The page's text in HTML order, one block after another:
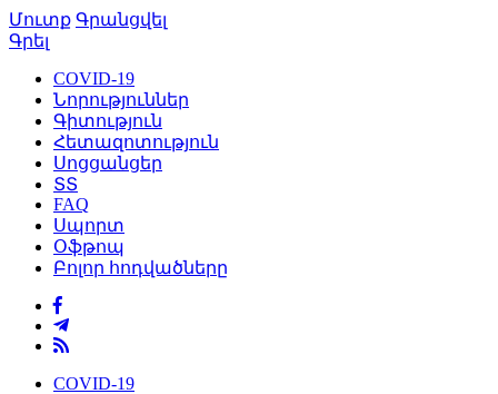
Մուտք Գրանցվել
Գրել
COVID-19
Նորություններ
Գիտություն
Հետազոտություն
Սոցցանցեր
ՏՏ
FAQ
Սպորտ
Օֆթոպ
Բոլոր հոդվածները
COVID-19